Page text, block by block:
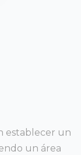
establecer un
un área